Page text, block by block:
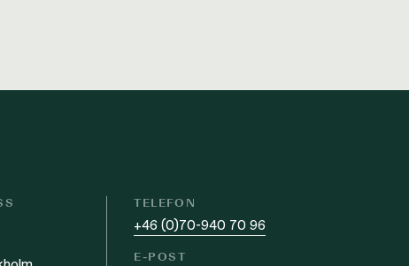
TELEFON
+46 (0)70-940 70 96
E-POST